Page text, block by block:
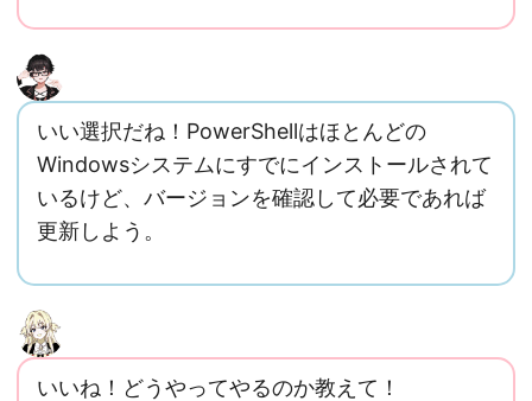
いい選択だね！PowerShellはほとんどの
Windowsシステムにすでにインストールされて
いるけど、バージョンを確認して必要であれば
更新しよう。
いいね！どうやってやるのか教えて！